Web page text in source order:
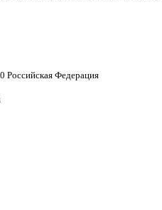
Российская Федерация